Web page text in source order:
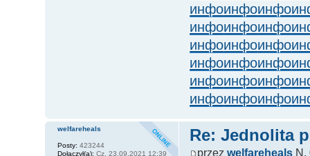
инфоинфоинфо
инфоинфоинфо
инфоинфоинфо
инфоинфоинфо
инфоинфоинфо
инфоинфоинфо
Re: Jednolita
przezwelfareheals N,
welfareheals
Posty: 423244
Dołączył(a): Cz, 23.09.2021 12:39